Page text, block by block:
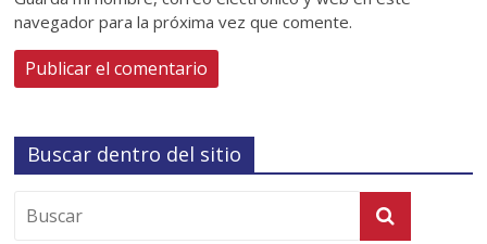
navegador para la próxima vez que comente.
Buscar dentro del sitio